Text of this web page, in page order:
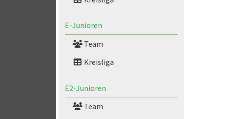
E-Junioren
Team
Kreisliga
E2-Junioren
Team